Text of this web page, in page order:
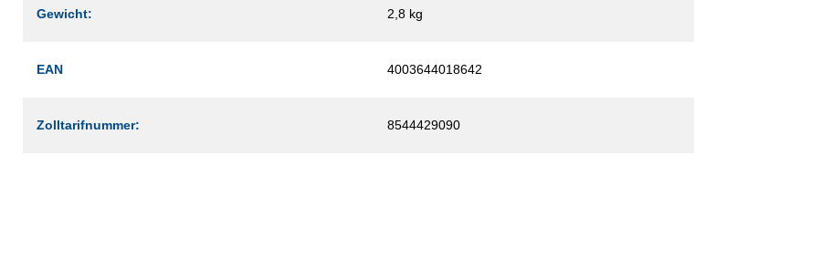
Gewicht: 2,8 kg
EAN 4003644018642
Zolltarifnummer: 8544429090